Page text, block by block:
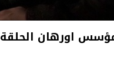
اورهان الحلقة 24